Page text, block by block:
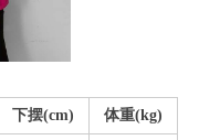
下摆(cm) 体重(kg)